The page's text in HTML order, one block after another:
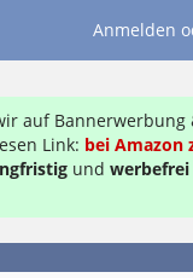
Anmelden
auf Bannerwerbung
Link: bei Amazon
und werbefrei